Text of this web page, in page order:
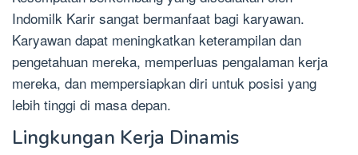
Indomilk Karir sangat bermanfaat bagi karyawan.
Karyawan dapat meningkatkan keterampilan dan
pengetahuan mereka, memperluas pengalaman kerja
mereka, dan mempersiapkan diri untuk posisi yang
lebih tinggi di masa depan.
Lingkungan Kerja Dinamis